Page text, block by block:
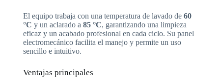
El equipo trabaja con una temperatura de lavado de 60
°C y un aclarado a 85 °C, garantizando una limpieza
eficaz y un acabado profesional en cada ciclo. Su panel
electromecánico facilita el manejo y permite un uso
sencillo e intuitivo.
Ventajas principales